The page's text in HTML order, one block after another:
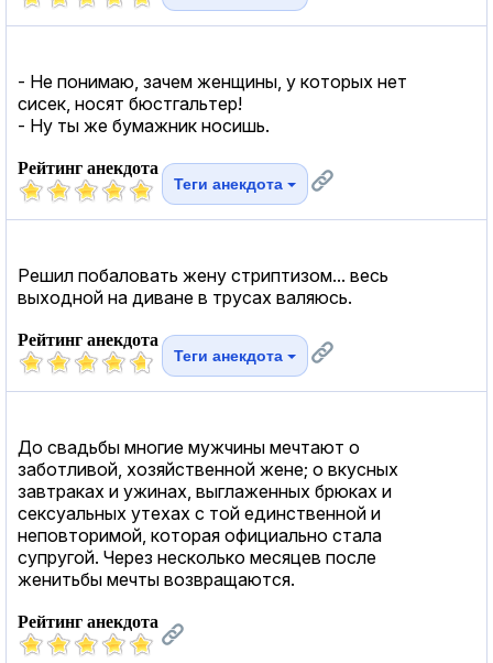
- Не понимаю, зачем женщины, у которых нет
сисек, носят бюстгальтер!
- Ну ты же бумажник носишь.
Рейтинг анекдота
Теги анекдота
Решил побаловать жену стриптизом... весь
выходной на диване в трусах валяюсь.
Рейтинг анекдота
Теги анекдота
До свадьбы многие мужчины мечтают о
заботливой, хозяйственной жене; о вкусных
завтраках и ужинах, выглаженных брюках и
сексуальных утехах с той единственной и
неповторимой, которая официально стала
супругой. Через несколько месяцев после
женитьбы мечты возвращаются.
Рейтинг анекдота